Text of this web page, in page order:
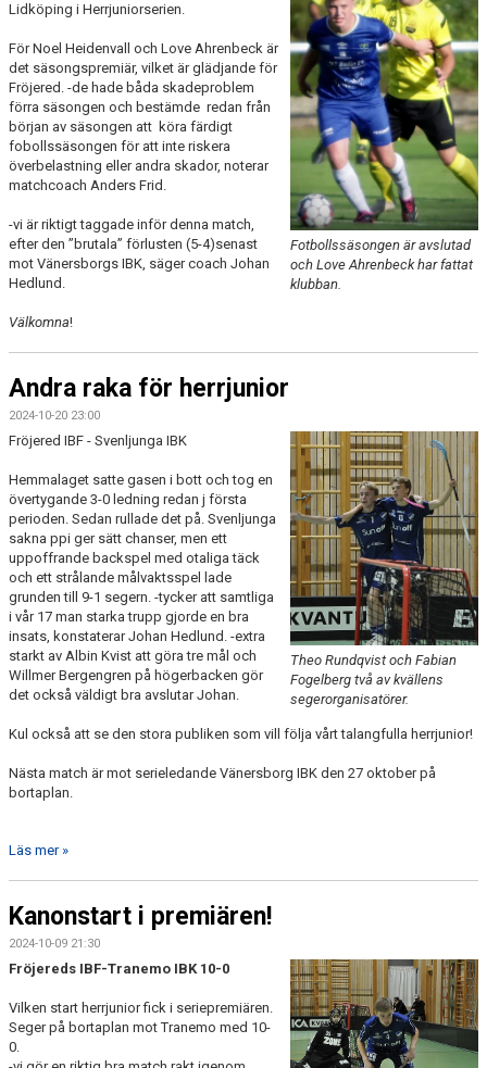
Fotbollssäsongen är avslutad
och Love Ahrenbeck har fattat
klubban.
Lidköping i Herrjuniorserien.
För Noel Heidenvall och Love Ahrenbeck är
det säsongspremiär, vilket är glädjande för
Fröjered. -de hade båda skadeproblem
förra säsongen och bestämde redan från
början av säsongen att köra färdigt
fobollssäsongen för att inte riskera
överbelastning eller andra skador, noterar
matchcoach Anders Frid.
-vi är riktigt taggade inför denna match,
efter den ”brutala” förlusten (5-4)senast
mot Vänersborgs IBK, säger coach Johan
Hedlund.
Välkomna!
Andra raka för herrjunior
2024-10-20 23:00
Theo Rundqvist och Fabian
Fogelberg två av kvällens
segerorganisatörer.
Fröjered IBF - Svenljunga IBK
Hemmalaget satte gasen i bott och tog en
övertygande 3-0 ledning redan j första
perioden. Sedan rullade det på. Svenljunga
sakna ppi ger sätt chanser, men ett
uppoffrande backspel med otaliga täck
och ett strålande målvaktsspel lade
grunden till 9-1 segern. -tycker att samtliga
i vår 17 man starka trupp gjorde en bra
insats, konstaterar Johan Hedlund. -extra
starkt av Albin Kvist att göra tre mål och
Willmer Bergengren på högerbacken gör
det också väldigt bra avslutar Johan.
Kul också att se den stora publiken som vill följa vårt talangfulla herrjunior!
Nästa match är mot serieledande Vänersborg IBK den 27 oktober på
bortaplan.
Läs mer »
Kanonstart i premiären!
2024-10-09 21:30
Fröjereds IBF-Tranemo IBK 10-0
Vilken start herrjunior fick i seriepremiären.
Seger på bortaplan mot Tranemo med 10-
0.